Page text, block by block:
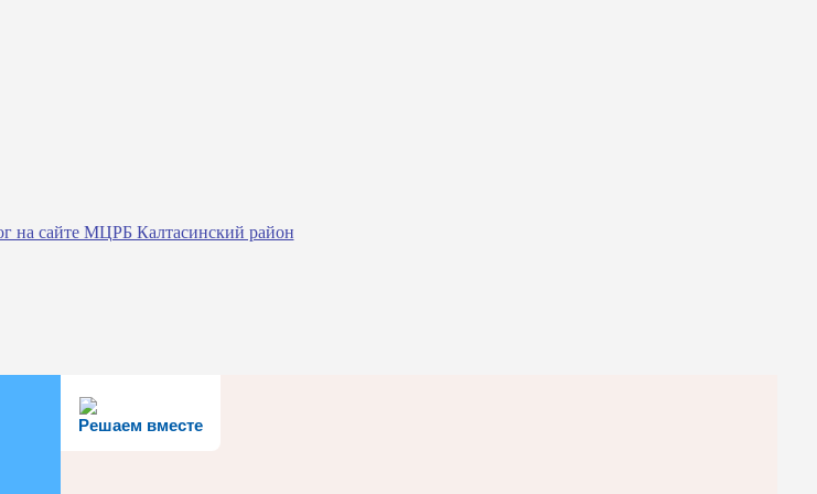
Решаем вместе